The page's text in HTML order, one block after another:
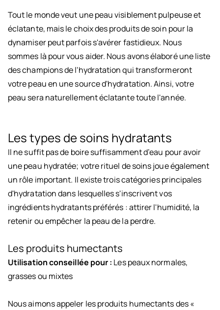
Tout le monde veut une peau visiblement pulpeuse et
éclatante, mais le choix des produits de soin pour la
dynamiser peut parfois s'avérer fastidieux. Nous
sommes là pour vous aider. Nous avons élaboré une liste
des champions de l'hydratation qui transformeront
votre peau en une source d'hydratation. Ainsi, votre
peau sera naturellement éclatante toute l'année.
Les types de soins hydratants
Il ne suffit pas de boire suffisamment d’eau pour avoir
une peau hydratée; votre rituel de soins joue également
un rôle important. Il existe trois catégories principales
d'hydratation dans lesquelles s'inscrivent vos
ingrédients hydratants préférés : attirer l'humidité, la
retenir ou empêcher la peau de la perdre.
Les produits humectants
Utilisation conseillée pour : Les peaux normales,
grasses ou mixtes
Nous aimons appeler les produits humectants des «